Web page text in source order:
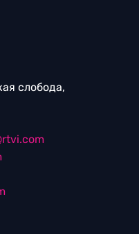
слобода,